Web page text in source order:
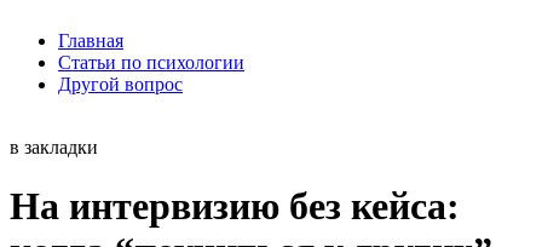
Главная
Статьи по психологии
Другой вопрос
в закладки
На интервизию без кейса: